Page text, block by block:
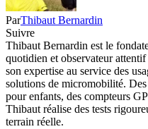
ParThibaut Bernardin
Suivre
Thibaut Bernardin est le
quotidien et observateur
son expertise au service des
solutions de micromobilité.
pour enfants, des compteurs
Thibaut réalise des tests
terrain réelle.